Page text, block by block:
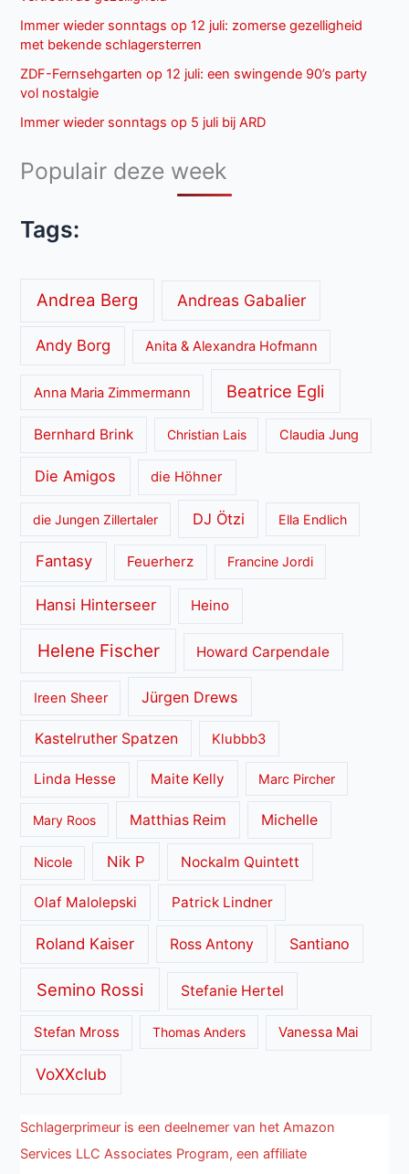
Immer wieder sonntags op 12 juli: zomerse gezelligheid
met bekende schlagersterren
ZDF-Fernsehgarten op 12 juli: een swingende 90’s party
vol nostalgie
Immer wieder sonntags op 5 juli bij ARD
Populair deze week
Tags:
Andrea Berg Andreas Gabalier
Andy Borg Anita & Alexandra Hofmann
Anna Maria Zimmermann Beatrice Egli
Bernhard Brink Christian Lais Claudia Jung
Die Amigos die Höhner
die Jungen Zillertaler DJ Ötzi Ella Endlich
Fantasy Feuerherz Francine Jordi
Hansi Hinterseer Heino
Helene Fischer Howard Carpendale
Ireen Sheer Jürgen Drews
Kastelruther Spatzen Klubbb3
Linda Hesse Maite Kelly Marc Pircher
Mary Roos Matthias Reim Michelle
Nicole Nik P Nockalm Quintett
Olaf Malolepski Patrick Lindner
Roland Kaiser Ross Antony Santiano
Semino Rossi Stefanie Hertel
Stefan Mross Thomas Anders Vanessa Mai
VoXXclub
Schlagerprimeur is een deelnemer van het Amazon
Services LLC Associates Program, een affiliate